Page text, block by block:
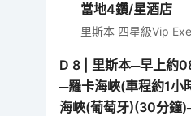
當地4鑽/星酒店
里斯本 四星級Vip
D 8
里斯本─早上約
─羅卡海峽(車程約1小
海峽(葡萄牙)(30分鐘